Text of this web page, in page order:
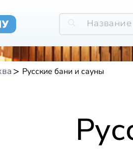
Русские бани и сауны